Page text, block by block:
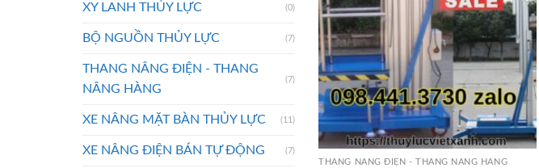
XY LANH THỦY LỰC (0)
BỘ NGUỒN THỦY LỰC (7)
THANG NÂNG ĐIỆN - THANG
NÂNG HÀNG
(7)
XE NÂNG MẶT BÀN THỦY LỰC (11)
XE NÂNG ĐIỆN BÁN TỰ ĐỘNG (7)
THANG NÂNG ĐIỆN - THANG NÂNG HÀNG